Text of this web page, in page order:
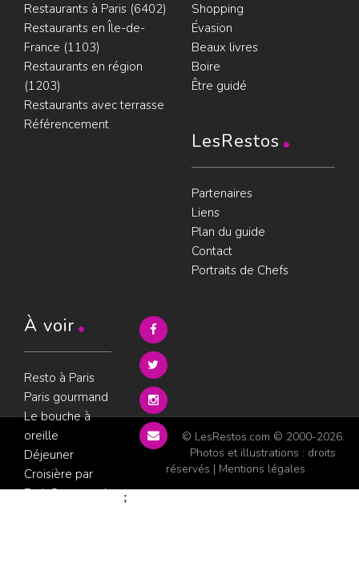
Restaurants à Paris (6402)
Restaurants en Île-de-
France (1103)
Restaurants en région
(1203)
Restaurants avec terrasse
Référencement
Shopping
Évasion
Beaux livres
Boire
Être guidé
LesRestos
Partenaires
Liens
Plan du guide
Contact
Portraits de Chefs
À voir
Resto à Paris
Paris gourmand
Le bouche à
oreille
Déjeuner
Croisière par
ParisGourmand
© LesRestos.com © 2000-2026.
Photos et illustrations : droits
réservés | Mentions légales
;